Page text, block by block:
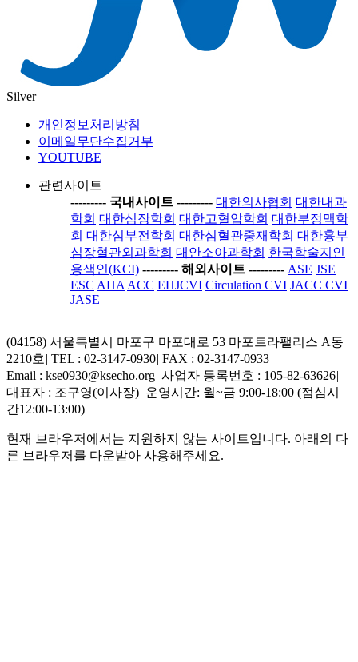
Silver
개인정보처리방침
이메일무단수집거부
YOUTUBE
관련사이트
--------- 국내사이트 --------- 대한의사협회 대한내과
학회 대한심장학회 대한고혈압학회 대한부정맥학
회 대한심부전학회 대한심혈관중재학회 대한흉부
심장혈관외과학회 대안소아과학회 한국학술지인
용색인(KCI) --------- 해외사이트 --------- ASE JSE
ESC AHA ACC EHJCVI Circulation CVI JACC CVI
JASE
(04158) 서울특별시 마포구 마포대로 53 마포트라팰리스 A동
2210호 | TEL : 02-3147-0930| FAX : 02-3147-0933
Email : kse0930@ksecho.org| 사업자 등록번호 : 105-82-63626|
대표자 : 조구영(이사장)| 운영시간: 월~금 9:00-18:00 (점심시
간12:00-13:00)
현재 브라우저에서는 지원하지 않는 사이트입니다. 아래의 다
른 브라우저를 다운받아 사용해주세요.